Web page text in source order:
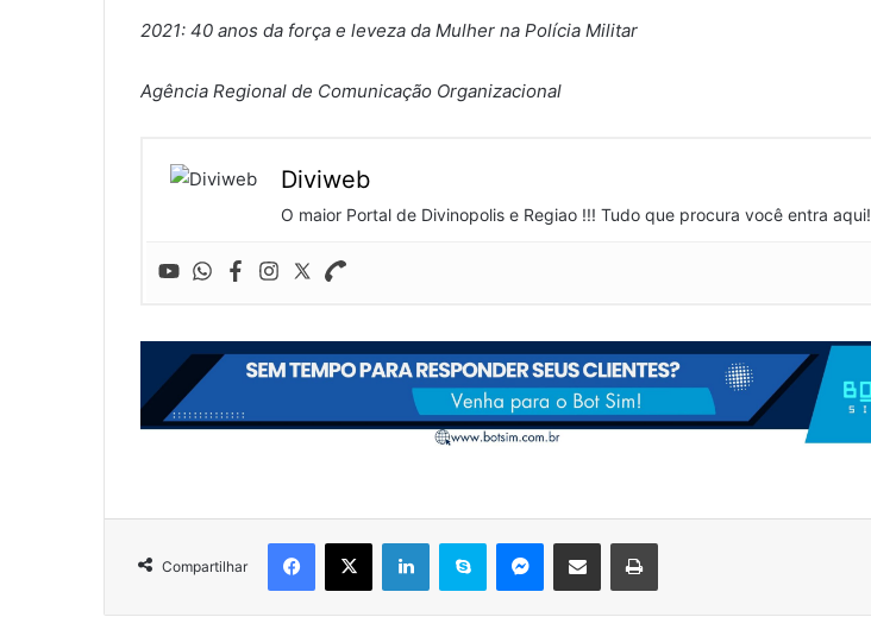
2021: 40 anos da força e leveza da Mulher na Polícia Militar
Agência Regional de Comunicação Organizacional
Diviweb
O maior Portal de Divinopolis e Regiao !!! Tudo que procura você entra aqui!
Compartilhar
Facebook
X LinkedinSkype Messenger
Compartilhar via e-mail Imprimir